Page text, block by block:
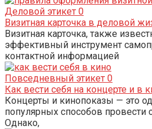
Деловой этикет 0
Визитная карточка в деловой
Визитная карточка, также
эффективный инструмент
контактной информацией
Повседневный этикет 0
Как вести себя на концерте и в
Концерты и кинопоказы — это
популярных способов провести
Однако,